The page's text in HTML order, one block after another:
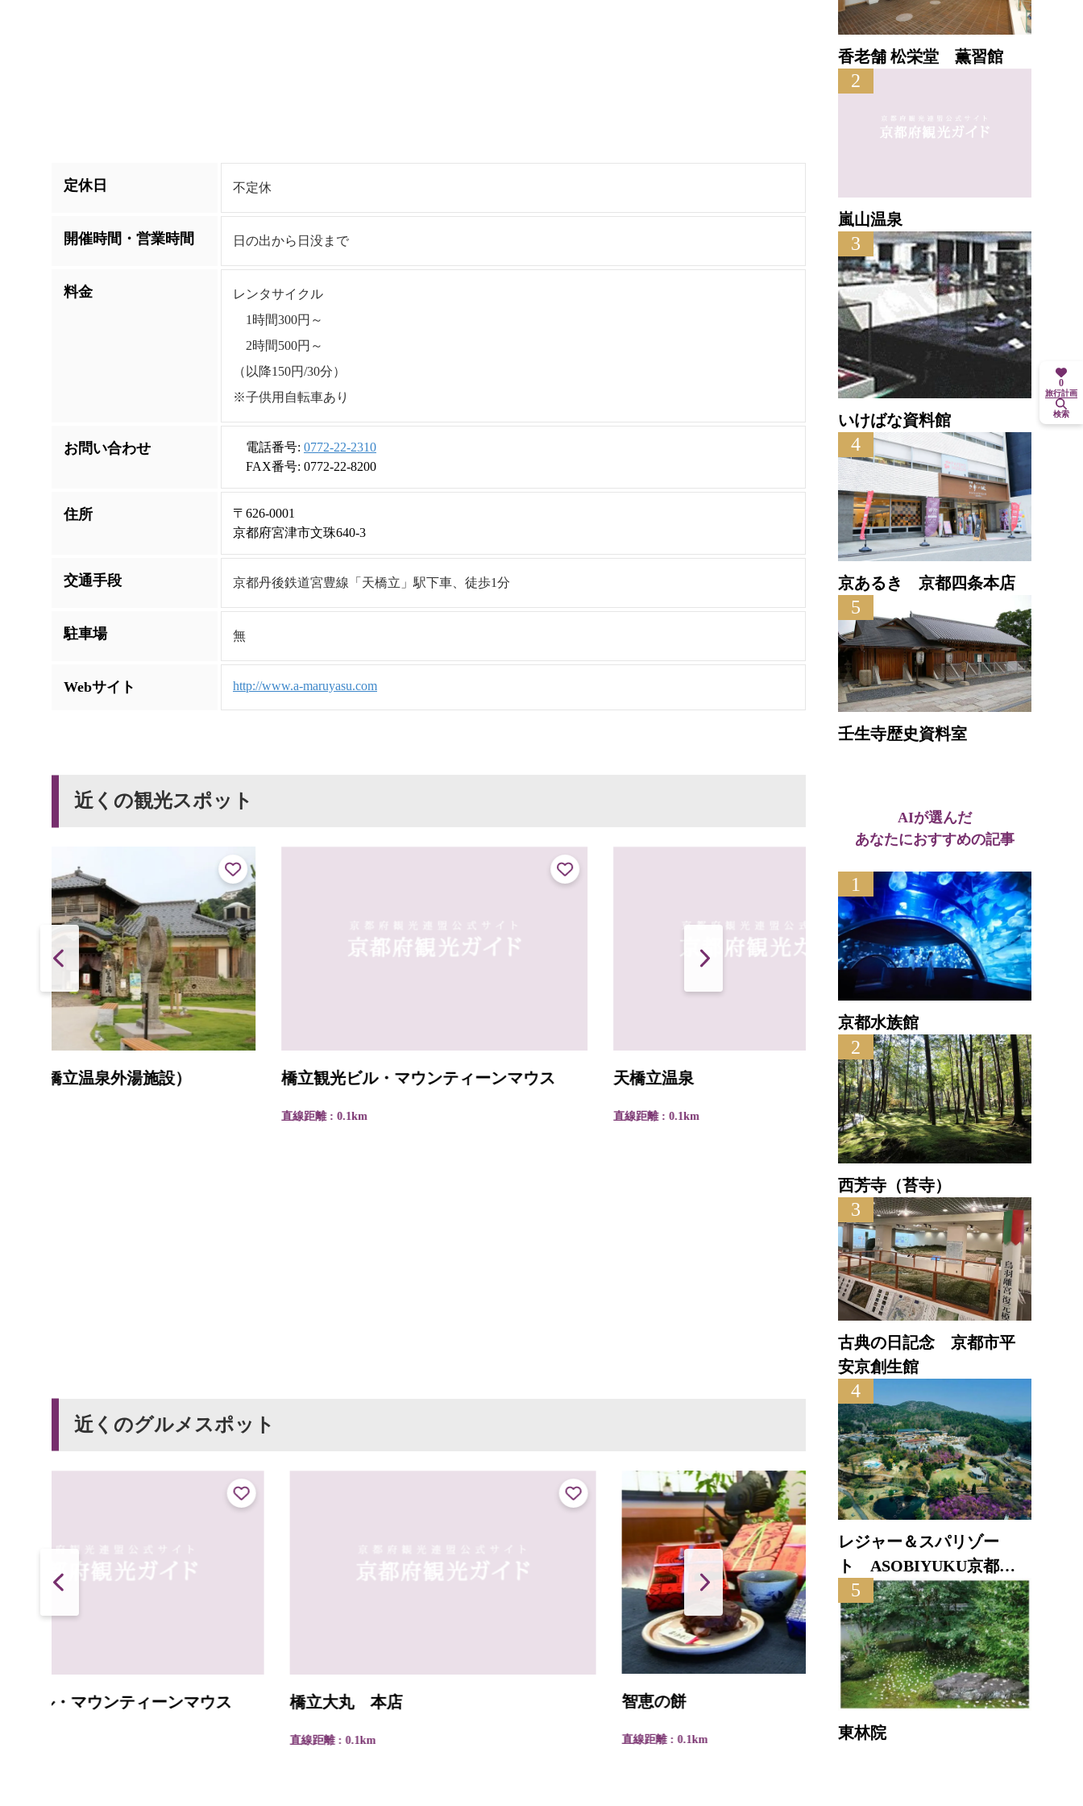
定休日 不定休
開催時間・営業時間 日の出から日没まで
料金
レンタサイクル
1時間300円～
2時間500円～
（以降150円/30分）
※子供用自転車あり
お問い合わせ 電話番号: 0772-22-2310
FAX番号: 0772-22-8200
住所
〒626-0001
京都府宮津市文珠640-3
交通手段 京都丹後鉄道宮豊線「天橋立」駅下車、徒歩1分
駐車場 無
Webサイト http://www.a-maruyasu.com
近くの観光スポット
橋立観光ビル・マウンティーンマウス 天橋立温泉 宮津温泉ピント湯
近くのグルメスポット
橋立大丸 本店 ちりめん問屋
香老舗 松栄堂 薫習館
2
嵐山温泉
3
いけばな資料館
4
京あるき 京都四条本店
5
壬生寺歴史資料室
AIが選んだ
あなたにおすすめの記事
1
京都水族館
2
西芳寺（苔寺）
3
古典の日記念 京都市平
安京創生館
4
レジャー＆スパリゾー
ト ASOBIYUKU京都る
り渓温泉
5
東林院
0
旅行計画
検索